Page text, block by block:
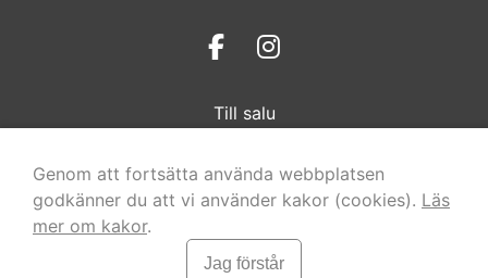
Till salu
Referensförsäljningar
Om oss
Klockartorpsgatan 16, 723 44 Västerås
Genom att fortsätta använda webbplatsen
godkänner du att vi använder kakor (cookies). Läs
mer om kakor.
Jag förstår